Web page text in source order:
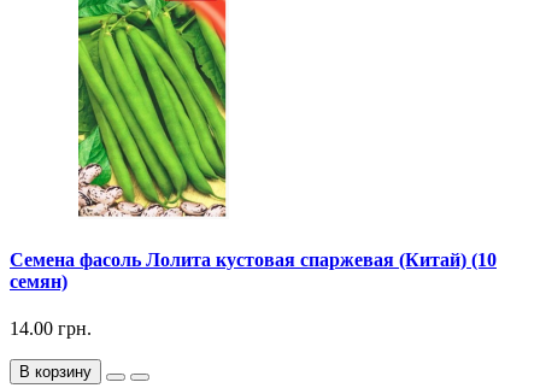
Семена фасоль Лолита кустовая спаржевая (Китай) (10
семян)
14.00 грн.
В корзину